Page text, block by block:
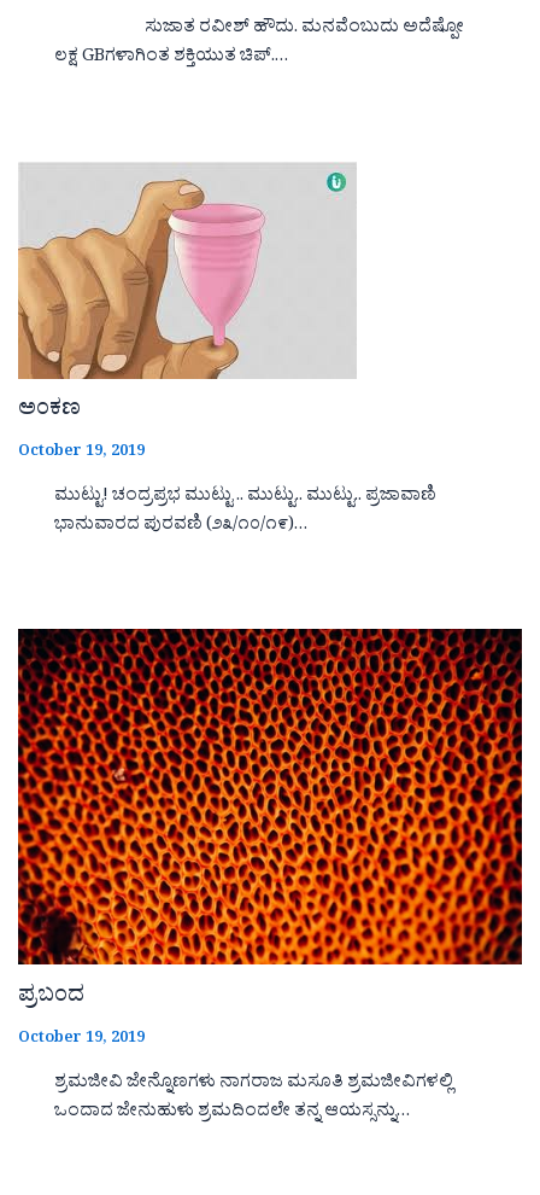
ಸುಜಾತ ರವೀಶ್ ಹೌದು. ಮನವೆಂಬುದು ಅದೆಷ್ಪೋ
ಲಕ್ಷ GBಗಳಾಗಿಂತ ಶಕ್ತಿಯುತ ಚಿಪ್.…
ಅಂಕಣ
October 19, 2019
ಮುಟ್ಟು! ಚಂದ್ರಪ್ರಭ ಮುಟ್ಟು .. ಮುಟ್ಟು.. ಮುಟ್ಟು.. ಪ್ರಜಾವಾಣಿ
ಭಾನುವಾರದ ಪುರವಣಿ (೨೩/೧೦/೧೯)…
ಪ್ರಬಂದ
October 19, 2019
ಶ್ರಮಜೀವಿ ಜೇನ್ನೊಣಗಳು ನಾಗರಾಜ ಮಸೂತಿ ಶ್ರಮಜೀವಿಗಳಲ್ಲಿ
ಒಂದಾದ ಜೇನುಹುಳು ಶ್ರಮದಿಂದಲೇ ತನ್ನ ಆಯಸ್ಸನ್ನು…